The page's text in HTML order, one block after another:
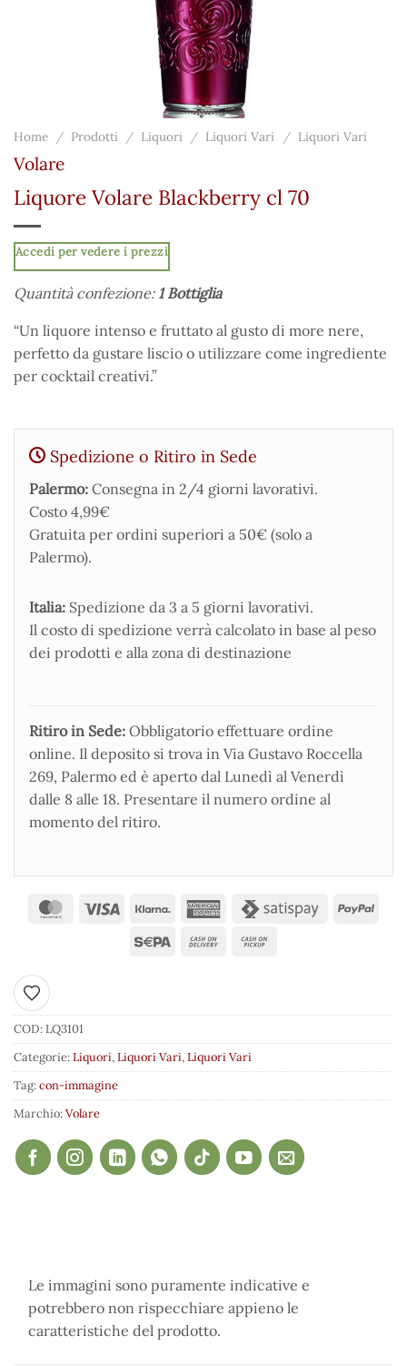
Home / Prodotti / Liquori / Liquori Vari / Liquori Vari
Volare
Liquore Volare Blackberry cl 70
Accedi per vedere i prezzi
Quantità confezione: 1 Bottiglia
“Un liquore intenso e fruttato al gusto di more nere,
perfetto da gustare liscio o utilizzare come ingrediente
per cocktail creativi.”
Spedizione o Ritiro in Sede
Palermo: Consegna in 2/4 giorni lavorativi.
Costo 4,99€
Gratuita per ordini superiori a 50€ (solo a
Palermo).
Italia: Spedizione da 3 a 5 giorni lavorativi.
Il costo di spedizione verrà calcolato in base al peso
dei prodotti e alla zona di destinazione
Ritiro in Sede: Obbligatorio effettuare ordine
online. Il deposito si trova in Via Gustavo Roccella
269, Palermo ed è aperto dal Lunedì al Venerdì
dalle 8 alle 18. Presentare il numero ordine al
momento del ritiro.
Aggiungi ai preferiti
COD:LQ3101
Categorie:Liquori,Liquori Vari,Liquori Vari
Tag:con-immagine
Marchio:Volare
Le immagini sono puramente indicative e
potrebbero non rispecchiare appieno le
caratteristiche del prodotto.